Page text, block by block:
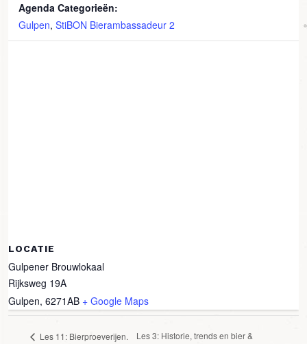
Agenda Categorieën:
Gulpen, StiBON Bierambassadeur 2
LOCATIE
Gulpener Brouwlokaal
Rijksweg 19A
Gulpen, 6271AB + Google Maps
Les 11: Bierproeverijen.
Les 3: Historie, trends en bier &